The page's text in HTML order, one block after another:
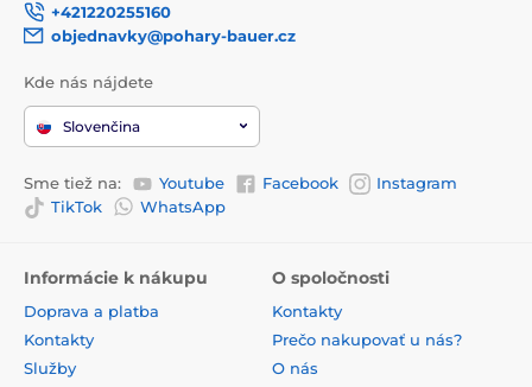
+421220255160
objednavky@pohary-bauer.cz
Kde nás nájdete
Slovenčina
Sme tiež na: Youtube Facebook
Instagram
TikTok
WhatsApp
Informácie k nákupu
Doprava a platba
Kontakty
Služby
O spoločnosti
Kontakty
Prečo nakupovať u nás?
O nás